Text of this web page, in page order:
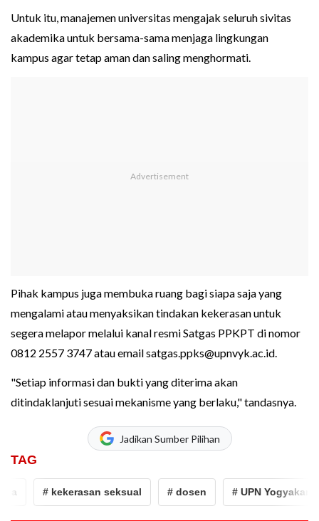
Untuk itu, manajemen universitas mengajak seluruh sivitas
akademika untuk bersama-sama menjaga lingkungan
kampus agar tetap aman dan saling menghormati.
Pihak kampus juga membuka ruang bagi siapa saja yang
mengalami atau menyaksikan tindakan kekerasan untuk
segera melapor melalui kanal resmi Satgas PPKPT di nomor
0812 2557 3747 atau emailsatgas.ppks@upnvyk.ac.id.
"Setiap informasi dan bukti yang diterima akan
ditindaklanjuti sesuai mekanisme yang berlaku," tandasnya.
Jadikan Sumber Pilihan
TAG
# kekerasan seksual # dosen # UPN Yogyakarta